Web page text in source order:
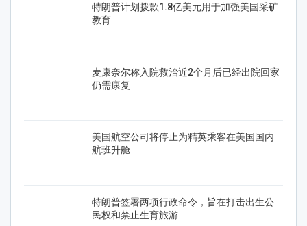
特朗普计划拨款1.8亿美元用于加强美国采矿
教育
麦康奈尔称入院救治近2个月后已经出院回家
仍需康复
美国航空公司将停止为精英乘客在美国国内
航班升舱
特朗普签署两项行政命令，旨在打击出生公
民权和禁止生育旅游